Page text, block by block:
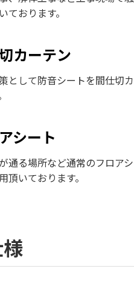
ております。
カーテン
として防音シートを間仕切
シート
通る場所など通常のフロア
頂いております。